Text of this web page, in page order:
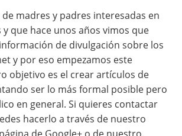
madres y padres interesadas en
que hace unos años vimos que
de divulgación sobre los
y por eso empezamos este
objetivo es el crear artículos de
ser lo más formal posible pero
en general. Si quieres contactar
hacerlo a través de nuestro